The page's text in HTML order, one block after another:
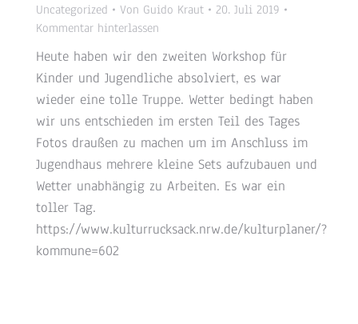
Uncategorized Von Guido Kraut
20. Juli 2019
Kommentar hinterlassen
Heute haben wir den zweiten Workshop für
Kinder und Jugendliche absolviert, es war
wieder eine tolle Truppe. Wetter bedingt haben
wir uns entschieden im ersten Teil des Tages
Fotos draußen zu machen um im Anschluss im
Jugendhaus mehrere kleine Sets aufzubauen und
Wetter unabhängig zu Arbeiten. Es war ein
toller Tag.
https://www.kulturrucksack.nrw.de/kulturplaner/?
kommune=602